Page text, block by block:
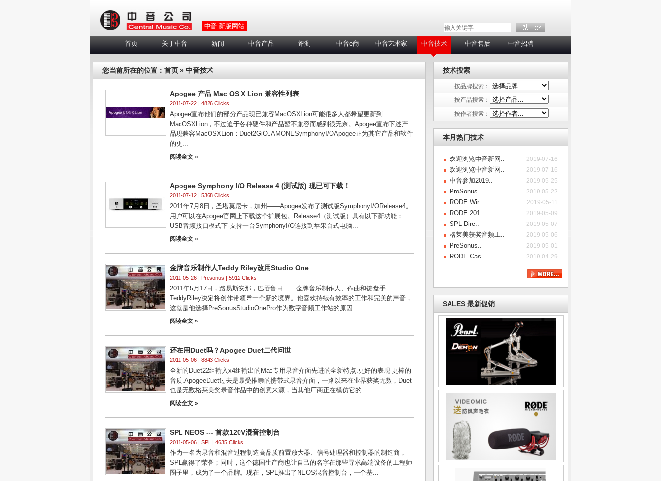
中音 新版网站
首页 关于中音 新闻 中音产品 评测 中音e商 中音艺术家 中音技术 中音售后 中音招聘
您当前所在的位置： 首页 » 中音技术
Apogee 产品 Mac OS X Lion 兼容性列表
2011-07-22 | 4826 Clicks
Apogee宣布他们的部分产品现已兼容MacOSXLion可能很多人都希望更新到
MacOSXLion，不过迫于各种硬件和产品暂不兼容而感到很无奈。Apogee宣布下述产
品现兼容MacOSXLion：Duet2GiOJAMONESymphonyI/OApogee正为其它产品和软件
的更...
阅读全文 »
Apogee Symphony I/O Release 4 (测试版) 现已可下载！
2011-07-12 | 5368 Clicks
2011年7月8日，圣塔莫尼卡，加州——Apogee发布了测试版SymphonyI/ORelease4。
用户可以在Apogee官网上下载这个扩展包。Release4（测试版）具有以下新功能：
USB音频接口模式下-支持一台SymphonyI/O连接到苹果台式电脑...
阅读全文 »
金牌音乐制作人Teddy Riley改用Studio One
2011-05-26 | Presonus | 5912 Clicks
2011年5月17日，路易斯安那，巴吞鲁日——金牌音乐制作人、作曲和键盘手
TeddyRiley决定将创作带领导一个新的境界。他喜欢持续有效率的工作和完美的声音，
这就是他选择PreSonusStudioOnePro作为数字音频工作站的原因...
阅读全文 »
还在用Duet吗？Apogee Duet二代问世
2011-05-06 | 8843 Clicks
全新的Duet22组输入x4组输出的Mac专用录音介面先进的全新特点.更好的表现.更棒的
音质.ApogeeDuet过去是最受推崇的携带式录音介面，一路以来在业界获奖无数，Duet
也是无数格莱美奖录音作品中的创意来源，当其他厂商正在模仿它的...
阅读全文 »
SPL NEOS --- 首款120V混音控制台
2011-05-06 |SPL | 4635 Clicks
作为一名为录音和混音过程制造高品质前置放大器、信号处理器和控制器的制造商，
SPL赢得了荣誉；同时，这个德国生产商也让自己的名字在那些寻求高端设备的工程师
圈子里，成为了一个品牌。现在，SPL推出了NEOS混音控制台，一个基...
技术搜索
按品牌搜索：
按产品搜索：
按作者搜索：
本月热门技术
欢迎浏览中音新网.. 2019-07-16
欢迎浏览中音新网.. 2019-07-16
中音参加2019.. 2019-05-25
PreSonus.. 2019-05-22
RODE Wir.. 2019-05-11
RODE 201.. 2019-05-09
SPL Dire.. 2019-05-07
格莱美获奖音频工.. 2019-05-06
PreSonus.. 2019-05-01
RODE Cas.. 2019-04-29
SALES 最新促销